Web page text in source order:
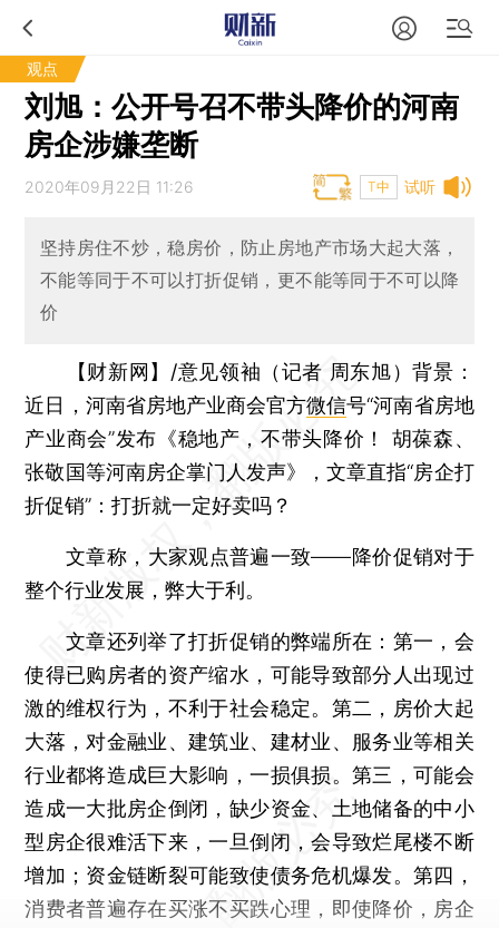
观点
刘旭：公开号召不带头降价的河南
房企涉嫌垄断
试听
2020年09月22日 11:26 T中
坚持房住不炒，稳房价，防止房地产市场大起大落，
不能等同于不可以打折促销，更不能等同于不可以降
价
【财新网】/意见领袖（记者 周东旭）背景：
近日，河南省房地产业商会官方微信号“河南省房地
产业商会”发布《稳地产，不带头降价！ 胡葆森、
张敬国等河南房企掌门人发声》，文章直指“房企打
折促销”：打折就一定好卖吗？
文章称，大家观点普遍一致——降价促销对于
整个行业发展，弊大于利。
文章还列举了打折促销的弊端所在：第一，会
使得已购房者的资产缩水，可能导致部分人出现过
激的维权行为，不利于社会稳定。第二，房价大起
大落，对金融业、建筑业、建材业、服务业等相关
行业都将造成巨大影响，一损俱损。第三，可能会
造成一大批房企倒闭，缺少资金、土地储备的中小
型房企很难活下来，一旦倒闭，会导致烂尾楼不断
增加；资金链断裂可能致使债务危机爆发。第四，
消费者普遍存在买涨不买跌心理，即使降价，房企